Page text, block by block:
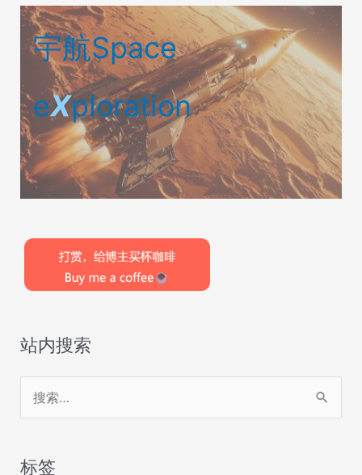
宇航Space
eXploration
站内搜索
索
标签